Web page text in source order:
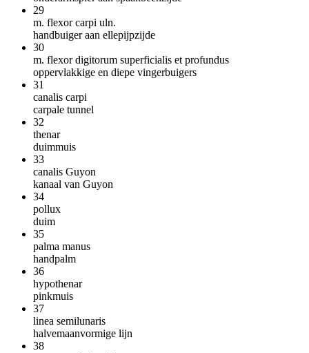
29
m. flexor carpi uln.
handbuiger aan ellepijpzijde
30
m. flexor digitorum superficialis et profundus
oppervlakkige en diepe vingerbuigers
31
canalis carpi
carpale tunnel
32
thenar
duimmuis
33
canalis Guyon
kanaal van Guyon
34
pollux
duim
35
palma manus
handpalm
36
hypothenar
pinkmuis
37
linea semilunaris
halvemaanvormige lijn
38